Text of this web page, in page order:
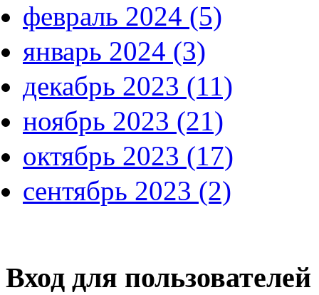
февраль 2024 (5)
январь 2024 (3)
декабрь 2023 (11)
ноябрь 2023 (21)
октябрь 2023 (17)
сентябрь 2023 (2)
Вход для пользователей